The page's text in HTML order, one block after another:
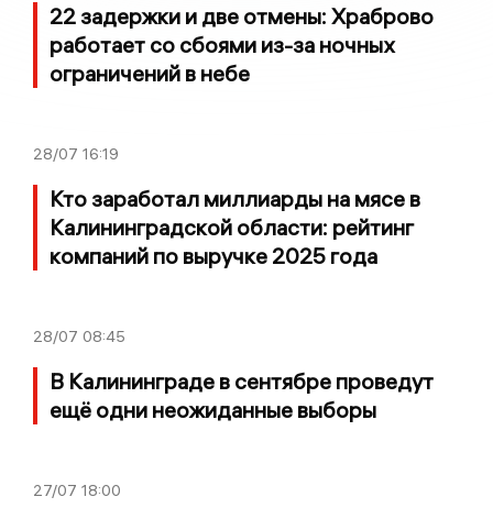
22 задержки и две отмены: Храброво
работает со сбоями из-за ночных
ограничений в небе
28/07 16:19
Кто заработал миллиарды на мясе в
Калининградской области: рейтинг
компаний по выручке 2025 года
28/07 08:45
В Калининграде в сентябре проведут
ещё одни неожиданные выборы
27/07 18:00